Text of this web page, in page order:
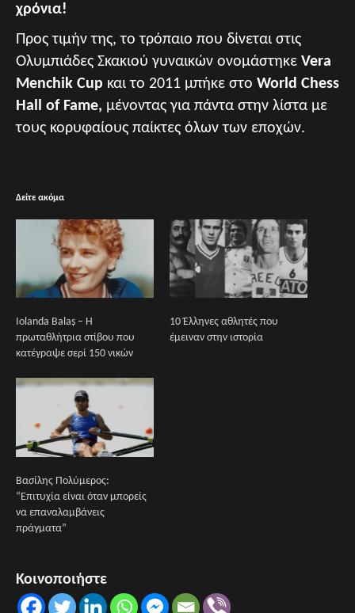
χρόνια!
Προς τιμήν της, το τρόπαιο που δίνεται στις
Ολυμπιάδες Σκακιού γυναικών ονομάστηκε Vera
Menchik Cup και το 2011 μπήκε στο World Chess
Hall of Fame, μένοντας για πάντα στην λίστα με
τους κορυφαίους παίκτες όλων των εποχών.
Δείτε ακόμα
Iolanda Balaș – Η
πρωταθλήτρια στίβου που
κατέγραψε σερί 150 νικών
10 Έλληνες αθλητές που
έμειναν στην ιστορία
Βασίλης Πολύμερος:
“Επιτυχία είναι όταν μπορείς
να επαναλαμβάνεις
πράγματα”
Κοινοποιήστε